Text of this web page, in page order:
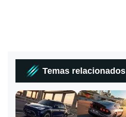
Temas relacionados